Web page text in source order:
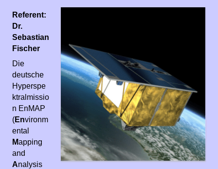
Referent:
Dr.
Sebastian
Fischer
Die
deutsche
Hyperspe
ktralmissio
n EnMAP
(Environm
ental
Mapping
and
Analysis